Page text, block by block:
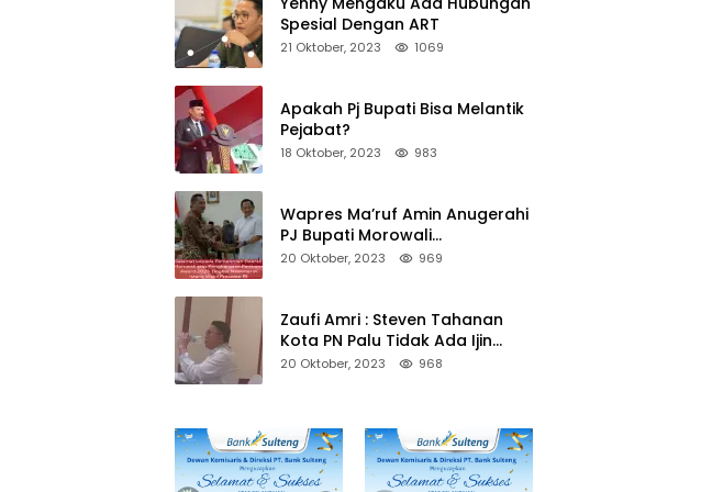
Spesial Dengan ART
21 Oktober, 2023 1069
Apakah Pj Bupati Bisa Melantik
Pejabat?
18 Oktober, 2023 983
Wapres Ma’ruf Amin Anugerahi
PJ Bupati Morowali
Penghargaan Paritrana Award
20 Oktober, 2023 969
Zaufi Amri : Steven Tahanan
Kota PN Palu Tidak Ada Ijin
Keluar Kota
20 Oktober, 2023 968